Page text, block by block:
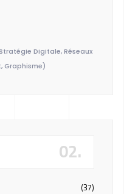
Digitale, Réseaux
Graphisme)
02.
(37)